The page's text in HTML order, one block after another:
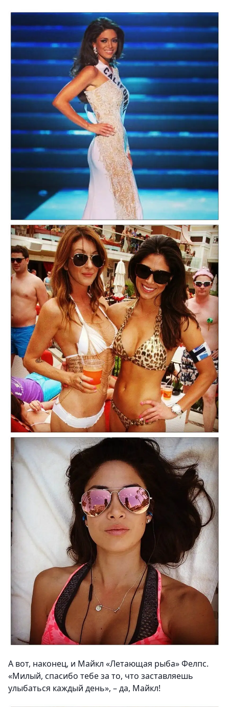
А вот, наконец, и Майкл «Летающая рыба» Фелпс.
«Милый, спасибо тебе за то, что заставляешь
улыбаться каждый день», – да, Майкл!